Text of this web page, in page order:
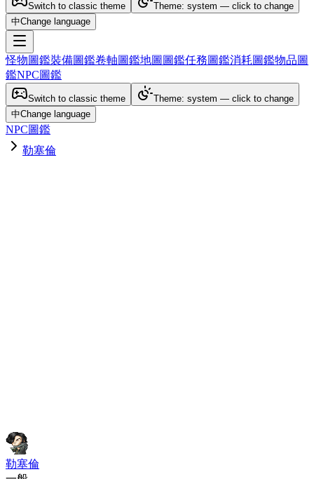
Switch to classic theme
Theme: system — click to change
中Change language
怪物圖鑑裝備圖鑑卷軸圖鑑地圖圖鑑任務圖鑑消耗圖鑑物品圖
鑑NPC圖鑑
Switch to classic theme
Theme: system — click to change
中Change language
NPC圖鑑
勒塞倫
勒塞倫